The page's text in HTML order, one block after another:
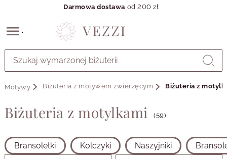
GŁÓWNEJ
PRODUKTÓW
MENU
UŻYTKOWNIKA
Darmowa dostawa od 200 zł
Motywy Biżuteria z motywem zwierzęcym Biżuteria z
Biżuteria z motylkami (59)
Bransoletki Kolczyki Naszyjniki